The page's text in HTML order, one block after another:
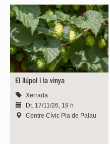
El llúpol i la vinya
Xerrada
Dt. 17/11/26, 19 h
Centre Cívic Pla de Palau